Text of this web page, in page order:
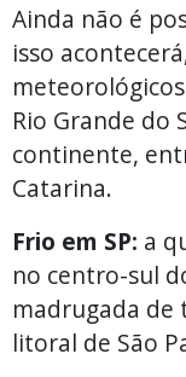
Ainda não é
isso
Rio Grande do
continente,
Catarina.
Frio em SP: a
no centro-sul
madrugada de
litoral de São